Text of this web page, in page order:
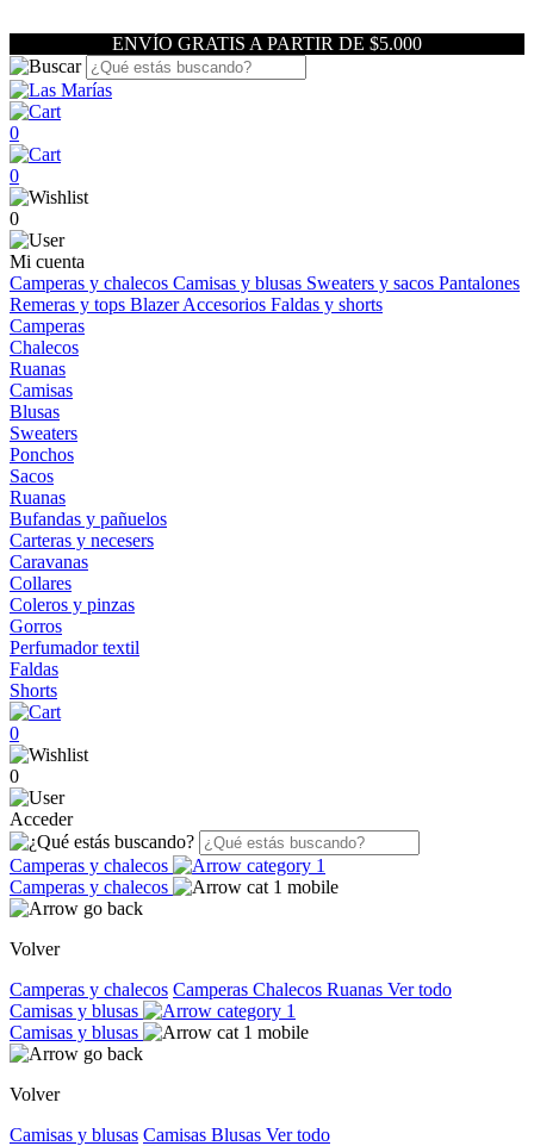
ENVÍO GRATIS A PARTIR DE $5.000
0
0
0
Mi cuenta
Camperas y chalecos Camisas y blusas Sweaters y sacos Pantalones
Remeras y tops BlazerAccesorios Faldas y shorts
Camperas
Chalecos
Ruanas
Camisas
Blusas
Sweaters
Ponchos
Sacos
Ruanas
Bufandas y pañuelos
Carteras y necesers
Caravanas
Collares
Coleros y pinzas
Gorros
Perfumador textil
Faldas
Shorts
0
0
Acceder
Camperas y chalecos
Camperas y chalecos
Volver
Camperas y chalecos Camperas Chalecos Ruanas Ver todo
Camisas y blusas
Camisas y blusas
Volver
Camisas y blusas Camisas Blusas Ver todo